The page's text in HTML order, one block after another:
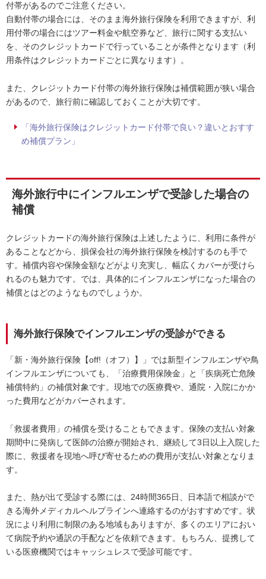
付帯があるのでご注意ください。
自動付帯の場合には、そのまま海外旅行保険を利用できますが、利
用付帯の場合にはツアー料金や航空券など、旅行に関する支払い
を、そのクレジットカードで行っていることが条件となります（利
用条件はクレジットカードごとに異なります）。
また、クレジットカード付帯の海外旅行保険は補償範囲が狭い場合
があるので、旅行前に確認しておくことが大切です。
「海外旅行保険はクレジットカード付帯で良い？違いとおすす
め補償プラン」
海外旅行中にインフルエンザで受診した場合の
補償
クレジットカードの海外旅行保険は上述したように、利用に条件が
あることなどから、損保会社の海外旅行保険を検討するのも手で
す。補償内容や保険金額などがより充実し、幅広くカバーが受けら
れるのも魅力です。では、具体的にインフルエンザになった場合の
補償とはどのようなものでしょうか。
海外旅行保険でインフルエンザの受診ができる
「新・海外旅行保険【off!（オフ）】」では新型インフルエンザや鳥
インフルエンザについても、「治療費用保険金」と「疾病死亡危険
補償特約」の補償対象です。現地での医療費や、通院・入院にかか
った費用などがカバーされます。
「救援者費用」の補償を受けることもできます。保険の支払い対象
期間中に発病して医師の治療が開始され、継続して3日以上入院した
際に、救援者を現地へ呼び寄せるための費用が支払い対象となりま
す。
また、熱が出て受診する際には、24時間365日、日本語で相談がで
きる海外メディカルヘルプラインへ連絡するのがおすすめです。状
況により利用に制限のある地域もありますが、多くのエリアにおい
て病院予約や通訳の手配などを依頼できます。もちろん、提携して
いる医療機関ではキャッシュレスで受診可能です。